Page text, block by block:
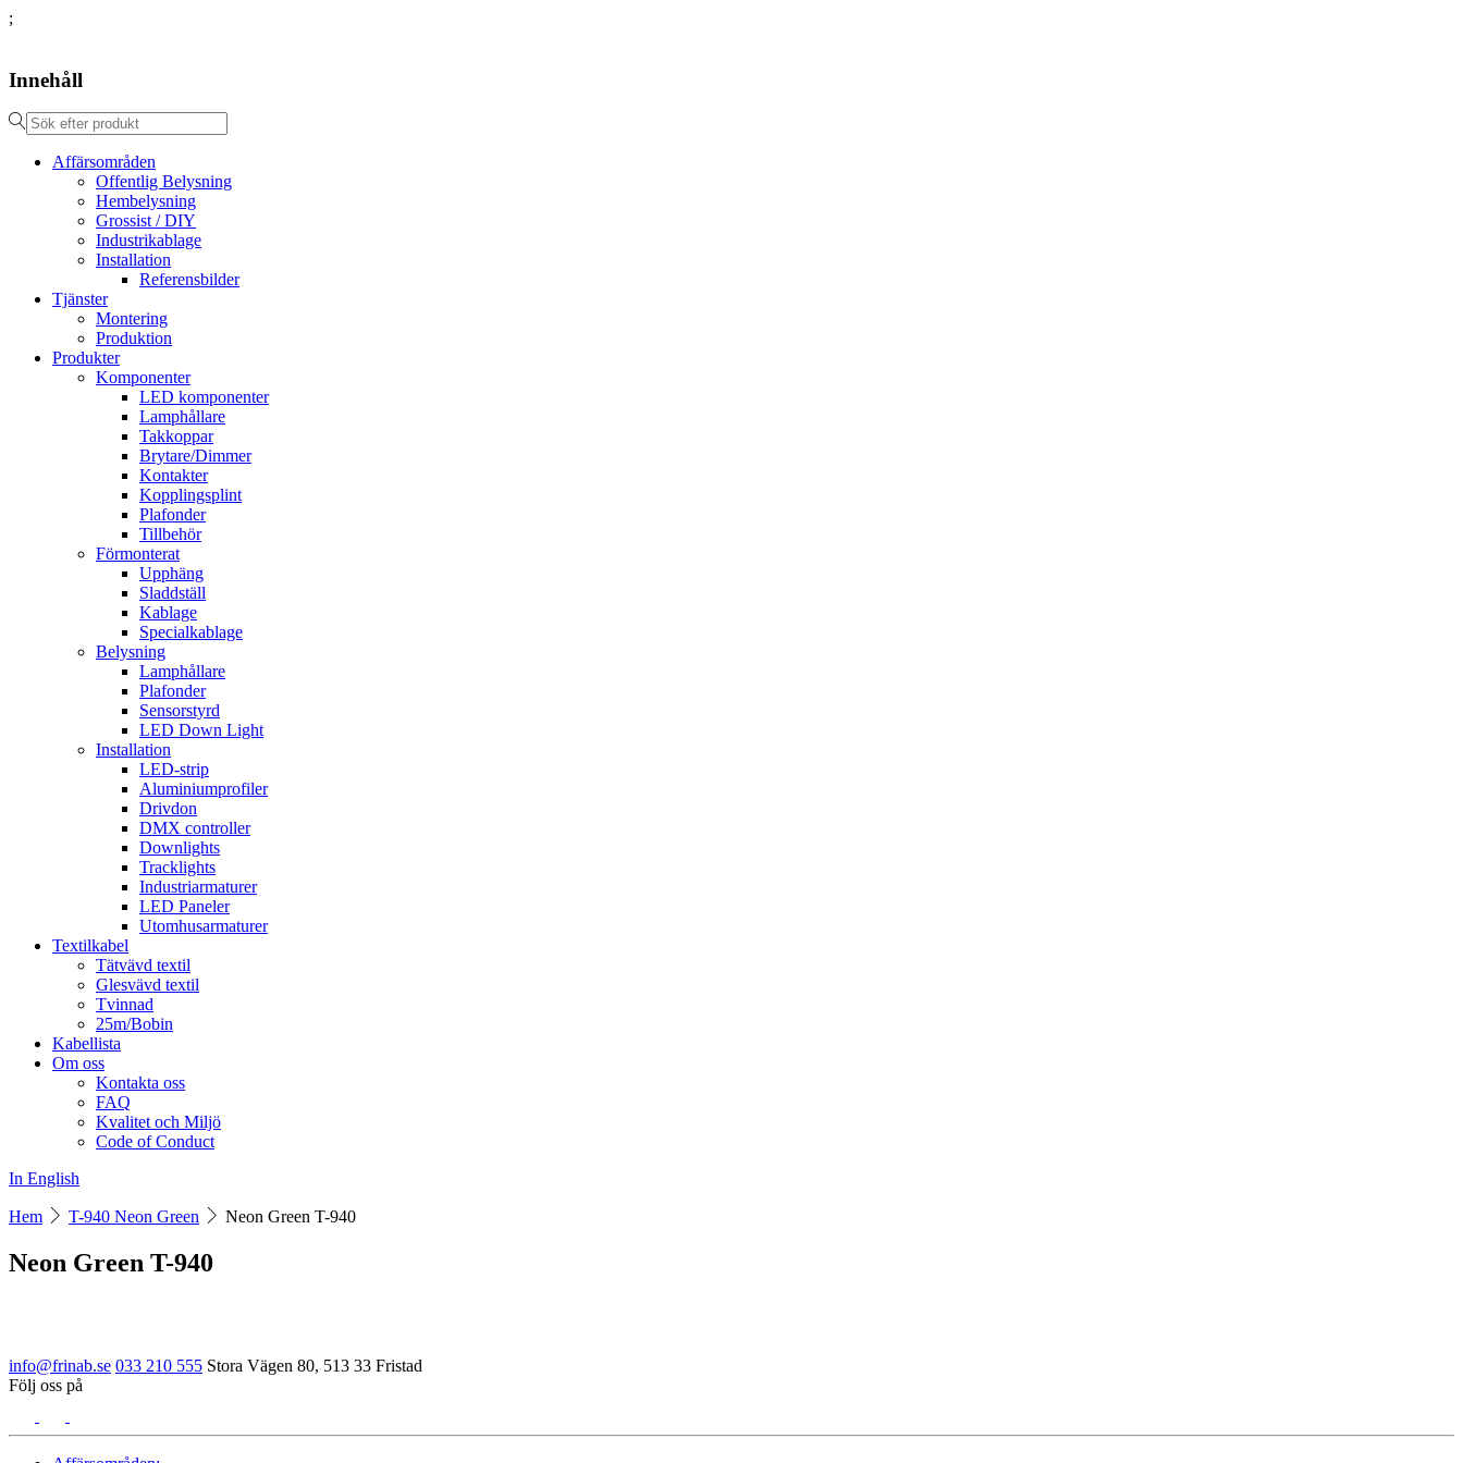
;
Innehåll
Affärsområden
Offentlig Belysning
Hembelysning
Grossist / DIY
Industrikablage
Installation
Referensbilder
Tjänster
Montering
Produktion
Produkter
Komponenter
LED komponenter
Lamphållare
Takkoppar
Brytare/Dimmer
Kontakter
Kopplingsplint
Plafonder
Tillbehör
Förmonterat
Upphäng
Sladdställ
Kablage
Specialkablage
Belysning
Lamphållare
Plafonder
Sensorstyrd
LED Down Light
Installation
LED-strip
Aluminiumprofiler
Drivdon
DMX controller
Downlights
Tracklights
Industriarmaturer
LED Paneler
Utomhusarmaturer
Textilkabel
Tätvävd textil
Glesvävd textil
Tvinnad
25m/Bobin
Kabellista
Om oss
Kontakta oss
FAQ
Kvalitet och Miljö
Code of Conduct
In English
Hem T-940 Neon Green Neon Green T-940
Neon Green T-940
info@frinab.se 033 210 555 Stora Vägen 80, 513 33 Fristad
Följ oss på